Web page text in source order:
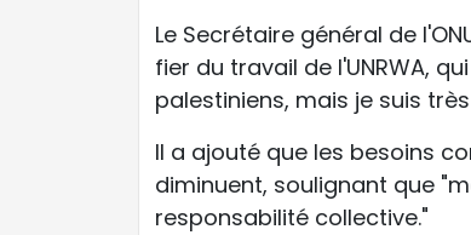
Le Secrétaire général de
fier du travail de l'UNRWA,
palestiniens, mais je suis
Il a ajouté que les besoins
diminuent, soulignant que
responsabilité collective."